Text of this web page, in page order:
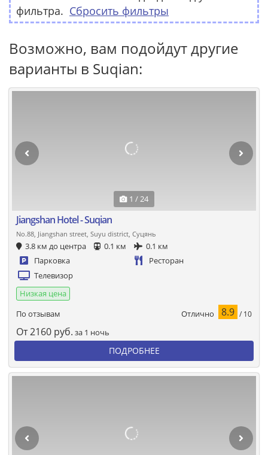
фильтра. Сбросить фильтры
Возможно, вам подойдут другие
варианты в Suqian:
1 / 24
Jiangshan Hotel - Suqian
No.88, Jiangshan street, Suyu district, Суцянь
3.8 км до центра 0.1 км
0.1 км
Парковка
Ресторан
Телевизор
Низкая цена
По отзывам
Отлично 8.9 / 10
От2160 руб. за 1 ночь
ПОДРОБНЕЕ